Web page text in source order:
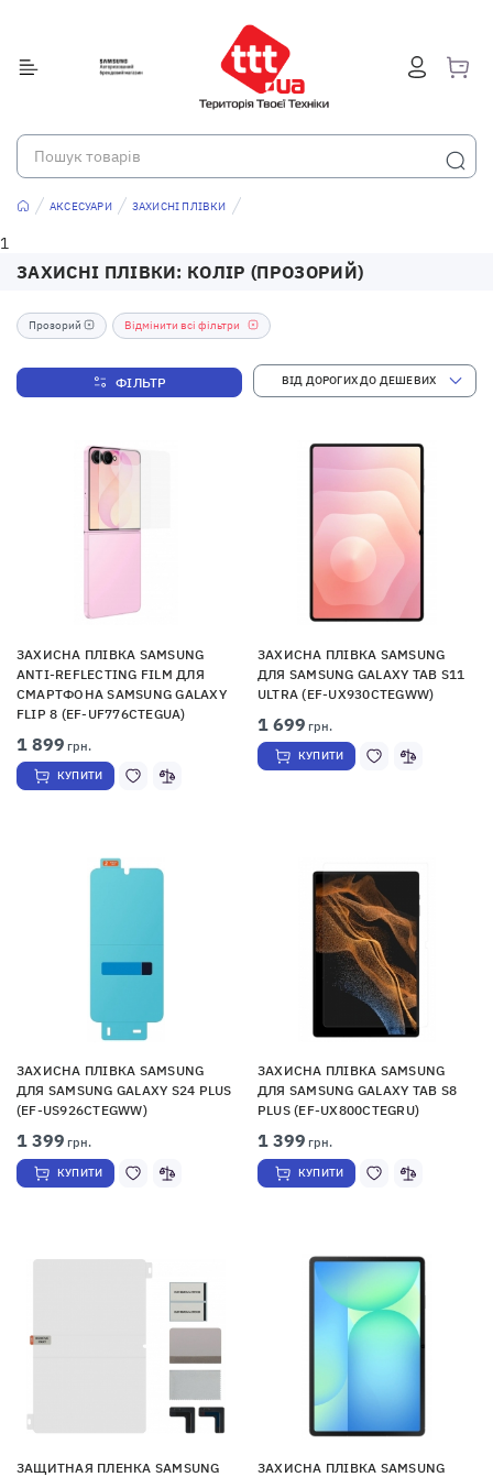
АКСЕСУАРИ ЗАХИСНІ ПЛІВКИ
1
ЗАХИСНІ ПЛІВКИ: КОЛІР (ПРОЗОРИЙ)
ЗАХИСНА ПЛІВКА SAMSUNG
ANTI-REFLECTING FILM ДЛЯ
СМАРТФОНА SAMSUNG GALAXY
FLIP 8 (EF-UF776CTEGUA)
1 899 грн.
КУПИТИ
ЗАХИСНА ПЛІВКА SAMSUNG
ДЛЯ SAMSUNG GALAXY TAB S11
ULTRA (EF-UX930CTEGWW)
1 699 грн.
КУПИТИ
ЗАХИСНА ПЛІВКА SAMSUNG
ДЛЯ SAMSUNG GALAXY S24 PLUS
(EF-US926CTEGWW)
1 399 грн.
КУПИТИ
ЗАХИСНА ПЛІВКА SAMSUNG
ДЛЯ SAMSUNG GALAXY TAB S8
PLUS (EF-UX800CTEGRU)
1 399 грн.
КУПИТИ
ЗАЩИТНАЯ ПЛЕНКА SAMSUNG
ЗАХИСНА ПЛІВКА SAMSUNG
Прозорий Відмінити всі фільтри
ФІЛЬТР